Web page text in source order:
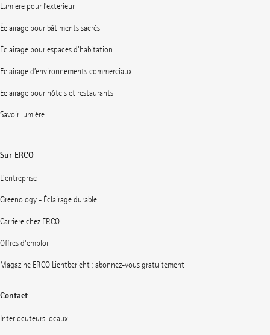
Lumière pour l’extérieur
Éclairage pour bâtiments sacrés
Éclairage pour espaces d’habitation
Éclairage d’environnements commerciaux
Éclairage pour hôtels et restaurants
Savoir lumière
Sur ERCO
L'entreprise
Greenology - Éclairage durable
Carrière chez ERCO
Offres d'emploi
Magazine ERCO Lichtbericht : abonnez-vous gratuitement
Contact
Interlocuteurs locaux